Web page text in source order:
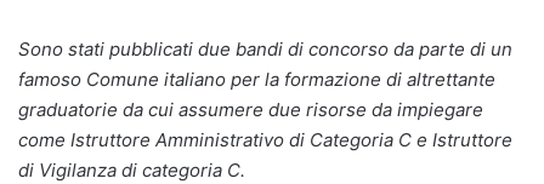
Sono stati pubblicati due bandi di concorso da parte di un
famoso Comune italiano per la formazione di altrettante
graduatorie da cui assumere due risorse da impiegare
come Istruttore Amministrativo di Categoria C e Istruttore
di Vigilanza di categoria C.